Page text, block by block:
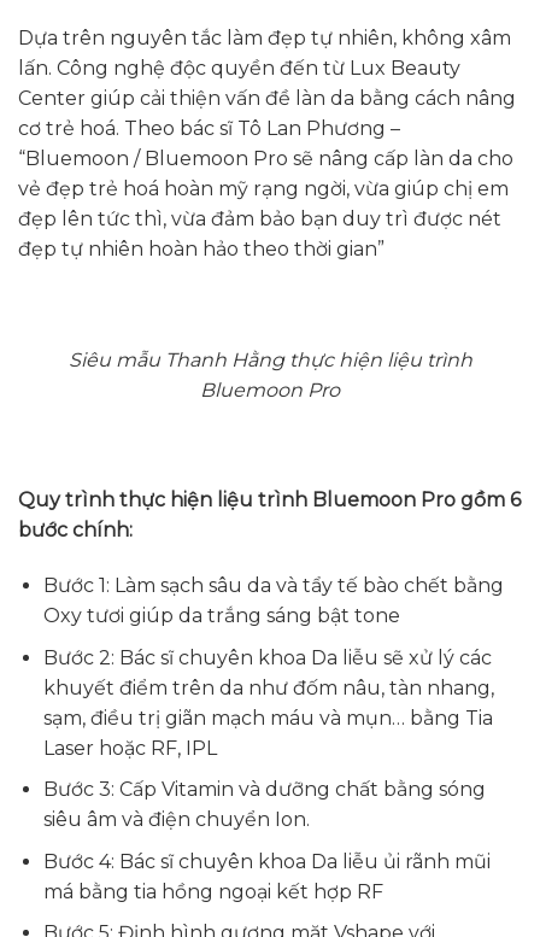
Dựa trên nguyên tắc làm đẹp tự nhiên, không xâm
lấn. Công nghệ độc quyền đến từ Lux Beauty
Center giúp cải thiện vấn đề làn da bằng cách nâng
cơ trẻ hoá. Theo bác sĩ Tô Lan Phương –
“Bluemoon / Bluemoon Pro sẽ nâng cấp làn da cho
vẻ đẹp trẻ hoá hoàn mỹ rạng ngời, vừa giúp chị em
đẹp lên tức thì, vừa đảm bảo bạn duy trì được nét
đẹp tự nhiên hoàn hảo theo thời gian”
Siêu mẫu Thanh Hằng thực hiện liệu trình
Bluemoon Pro
Quy trình thực hiện liệu trình Bluemoon Pro gồm 6
bước chính:
Bước 1: Làm sạch sâu da và tẩy tế bào chết bằng
Oxy tươi giúp da trắng sáng bật tone
Bước 2: Bác sĩ chuyên khoa Da liễu sẽ xử lý các
khuyết điểm trên da như đốm nâu, tàn nhang,
sạm, điều trị giãn mạch máu và mụn… bằng Tia
Laser hoặc RF, IPL
Bước 3: Cấp Vitamin và dưỡng chất bằng sóng
siêu âm và điện chuyển Ion.
Bước 4: Bác sĩ chuyên khoa Da liễu ủi rãnh mũi
má bằng tia hồng ngoại kết hợp RF